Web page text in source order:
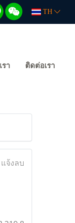
TH
รา ติดต่อเรา
แจ้งลบ